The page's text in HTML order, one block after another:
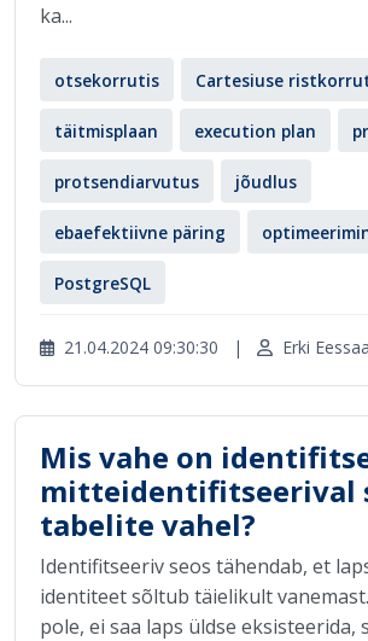
ka...
otsekorrutis Cartesiuse
täitmisplaan execution plan
protsendiarvutus jõudlus
ebaefektiivne päring
PostgreSQL
21.04.2024 09:30:30 | Erki
Mis vahe on
mitteidentifitseerival
tabelite vahel?
Identifitseeriv seos tähendab, et
identiteet sõltub täielikult
pole, ei saa laps üldse eksisteerida,